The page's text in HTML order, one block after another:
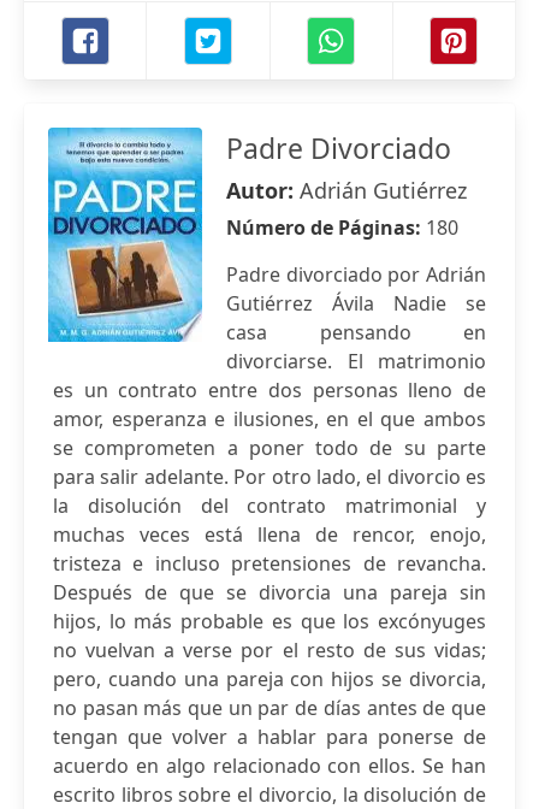
Padre Divorciado
Autor: Adrián Gutiérrez
Número de Páginas: 180
Padre divorciado por Adrián
Gutiérrez Ávila Nadie se
casa pensando en
divorciarse. El matrimonio
es un contrato entre dos personas lleno de
amor, esperanza e ilusiones, en el que ambos
se comprometen a poner todo de su parte
para salir adelante. Por otro lado, el divorcio es
la disolución del contrato matrimonial y
muchas veces está llena de rencor, enojo,
tristeza e incluso pretensiones de revancha.
Después de que se divorcia una pareja sin
hijos, lo más probable es que los excónyuges
no vuelvan a verse por el resto de sus vidas;
pero, cuando una pareja con hijos se divorcia,
no pasan más que un par de días antes de que
tengan que volver a hablar para ponerse de
acuerdo en algo relacionado con ellos. Se han
escrito libros sobre el divorcio, la disolución de